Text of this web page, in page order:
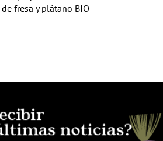
de fresa y plátano BIO